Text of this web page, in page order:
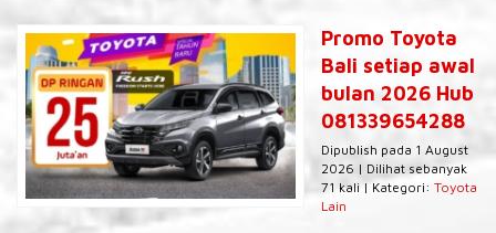
Promo Toyota
Bali setiap awal
bulan 2026 Hub
081339654288
Dipublish pada 1 August
2026 | Dilihat sebanyak
71 kali | Kategori: Toyota
Lain